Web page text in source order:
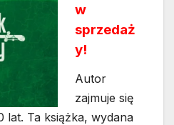
w
sprzedaż
y!
Autor
zajmuje się
lat. Ta książka, wydana